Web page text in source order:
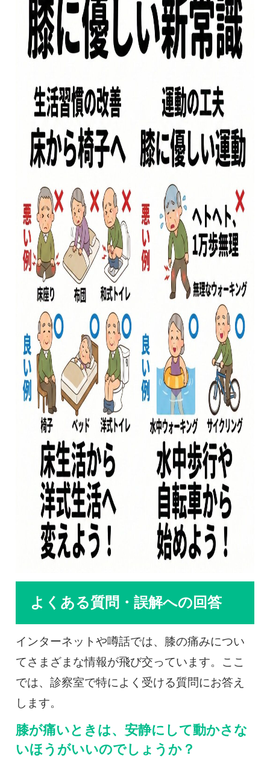
よくある質問・誤解への回答
インターネットや噂話では、膝の痛みについ
てさまざまな情報が飛び交っています。ここ
では、診察室で特によく受ける質問にお答え
します。
膝が痛いときは、安静にして動かさな
いほうがいいのでしょうか？